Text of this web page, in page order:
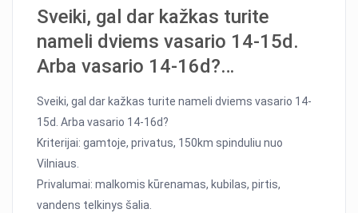
Sveiki, gal dar kažkas turite
nameli dviems vasario 14-15d.
Arba vasario 14-16d?…
Sveiki, gal dar kažkas turite nameli dviems vasario 14-
15d. Arba vasario 14-16d?
Kriterijai: gamtoje, privatus, 150km spinduliu nuo
Vilniaus.
Privalumai: malkomis kūrenamas, kubilas, pirtis,
vandens telkinys šalia.